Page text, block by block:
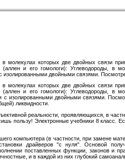
которых две двойных связи
и его гомологи): Углеводороды, в
двойными связями.
которых две двойных связи
и его гомологи): Углеводороды, в
изолированными двойными связями.
ликвидности.
реальности, проявляющихся, в
пользу! Электронные учебники 8 класс.
компьютера (в частности, при замене
драйверов "с нуля". Основой
поставленных функции, законов и
и в каждой из них глубокий